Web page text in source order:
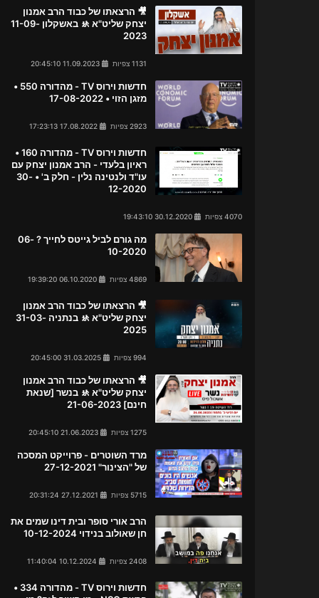
🎥 הרצאתו של כבוד הרב אמנון
יצחק שליט"א 🚸 באשקלון 11-09-
2023
1131 צפיות
חדשות וירוס TV - מהדורה 550 •
מזגן הזוי • 17-08-2022
2923 צפיות
חדשות וירוס TV - מהדורה 160 •
ראיון בלעדי - הרב אמנון יצחק עם
עו"ד ולנטינה נלין - חלק ב' • 30-
12-2020
4070 צפיות
מה גורם לביל גייטס לחייך ? 06-
10-2020
4869 צפיות
🎥 הרצאתו של כבוד הרב אמנון
יצחק שליט"א 🚸 בנתניה 31-03-
2025
994 צפיות
🎥 הרצאתו של כבוד הרב אמנון
יצחק שליט"א 🚸 בנשר [שנאת
חינם] 21-06-2023
1275 צפיות
מרד השוטרים - פרוייקט המסכה
של "הצינור" 27-12-2021
5715 צפיות
הרב אורי סופר ובית דינו שמים את
חן שאולוב בנידוי 10-12-2024
2408 צפיות
חדשות וירוס TV - מהדורה 334 •